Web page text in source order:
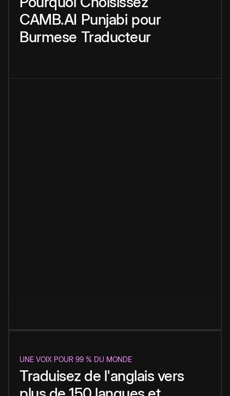
CAMB.AI Punjabi pour
Burmese Traducteur
UNE VOIX POUR 99 % DU MONDE
Traduisez de l'anglais vers